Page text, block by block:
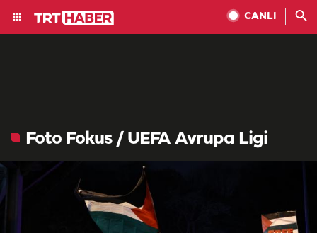
CANLI
Foto Fokus / UEFA Avrupa Ligi